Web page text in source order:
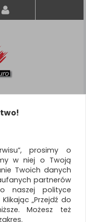
Więcej
prosimy o
w niej o Twoją
Twoich danych
partnerów
naszej polityce
„Przejdź do
Możesz też